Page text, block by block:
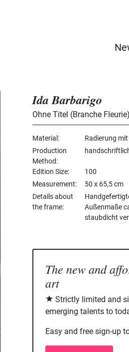
Ida Barbarigo
Ohne Titel (Branche Fleurie)
Material
Radierung
Production
Method
Edition Size
100
Measurement
50 x 65,5 cm
Details about
the frame
Außenmaße
staubdicht
The new and
art
Strictly limited and
emerging talents to
Easy and free sign-up